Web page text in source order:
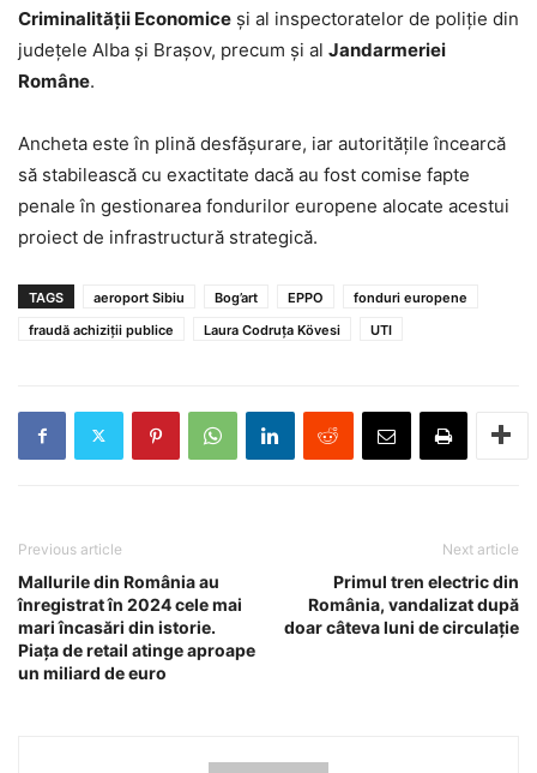
Criminalității Economice și al inspectoratelor de poliție din
județele Alba și Brașov, precum și al Jandarmeriei
Române.
Ancheta este în plină desfășurare, iar autoritățile încearcă
să stabilească cu exactitate dacă au fost comise fapte
penale în gestionarea fondurilor europene alocate acestui
proiect de infrastructură strategică.
TAGS aeroport Sibiu Bog’art EPPO
fonduri europene
fraudă achiziții publice
Laura Codruța Kövesi UTI
Previous article
Mallurile din România au
înregistrat în 2024 cele mai
mari încasări din istorie.
Piața de retail atinge aproape
un miliard de euro
Next article
Primul tren electric din
România, vandalizat după
doar câteva luni de circulație